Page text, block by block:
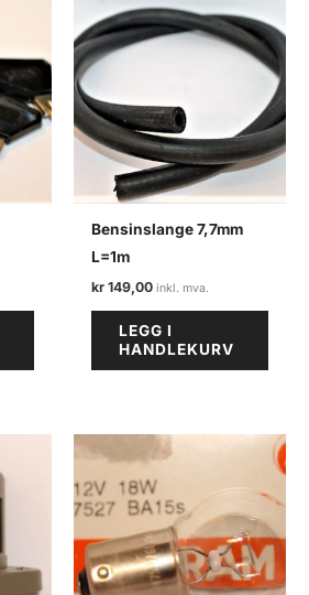
Bensinslange 7,7mm
L=1m
kr 149,00
LEGG I
HANDLEKURV